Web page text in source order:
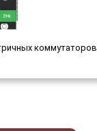
коммутаторов